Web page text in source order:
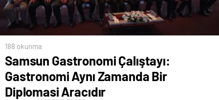
188 okunma
Samsun Gastronomi Çalıştayı:
Gastronomi Aynı Zamanda Bir
Diplomasi Aracıdır